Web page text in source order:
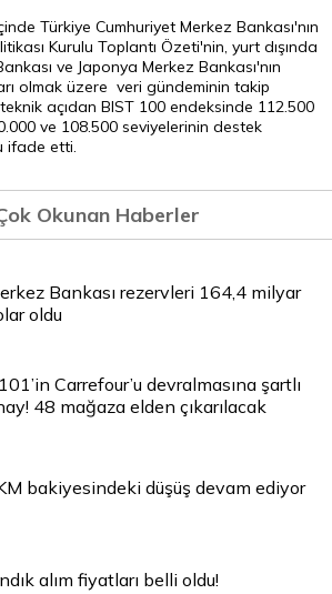
Türkiye Cumhuriyet Merkez Bankası'nın
Kurulu Toplantı Özeti'nin, yurt dışında
ve Japonya Merkez Bankası'nın
olmak üzere veri gündeminin takip
açıdan BIST 100 endeksinde 112.500
ve 108.500 seviyelerinin destek
ifade etti.
Okunan Haberler
Bankası rezervleri 164,4 milyar
oldu
Carrefour’u devralmasına şartlı
48 mağaza elden çıkarılacak
bakiyesindeki düşüş devam ediyor
alım fiyatları belli oldu!